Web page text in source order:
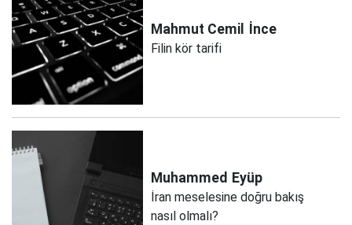
Mahmut Cemil İnce
Filin kör tarifi
Muhammed Eyüp
İran meselesine doğru bakış
nasıl olmalı?